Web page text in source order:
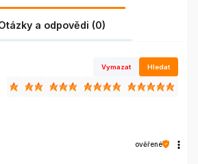
a odpovědi (0)
Vymazat Hledat
ověřené